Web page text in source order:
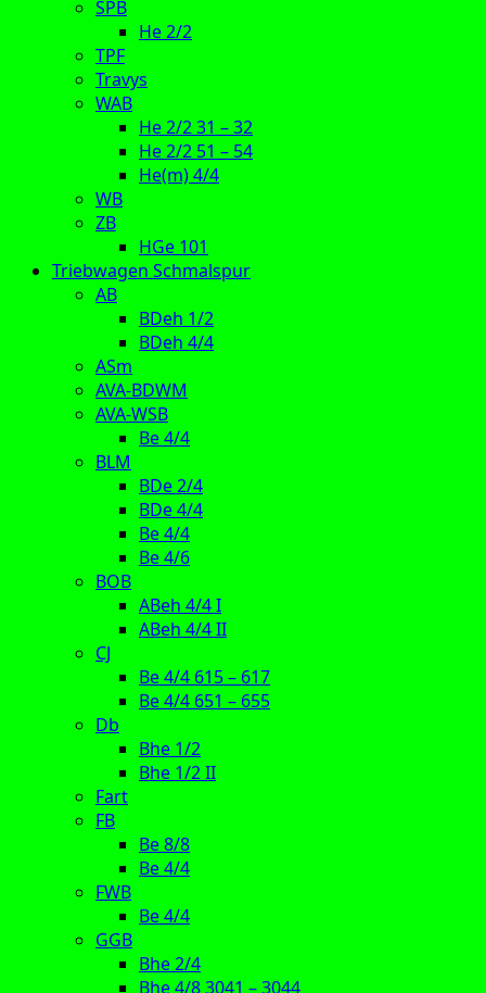
SPB
He 2/2
TPF
Travys
WAB
He 2/2 31 – 32
He 2/2 51 – 54
He(m) 4/4
WB
ZB
HGe 101
Triebwagen Schmalspur
AB
BDeh 1/2
BDeh 4/4
ASm
AVA-BDWM
AVA-WSB
Be 4/4
BLM
BDe 2/4
BDe 4/4
Be 4/4
Be 4/6
BOB
ABeh 4/4 I
ABeh 4/4 II
CJ
Be 4/4 615 – 617
Be 4/4 651 – 655
Db
Bhe 1/2
Bhe 1/2 II
Fart
FB
Be 8/8
Be 4/4
FWB
Be 4/4
GGB
Bhe 2/4
Bhe 4/8 3041 – 3044